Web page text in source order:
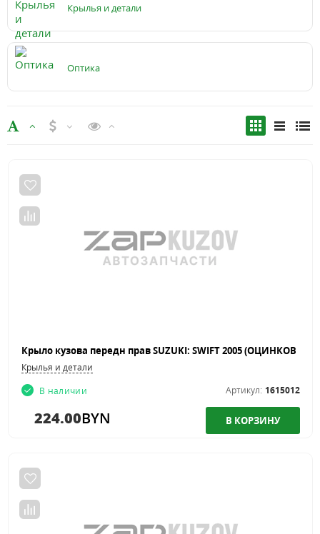
Крылья и детали
Оптика
Крылья и детали
В наличии
Артикул: 1615012
224.00BYN